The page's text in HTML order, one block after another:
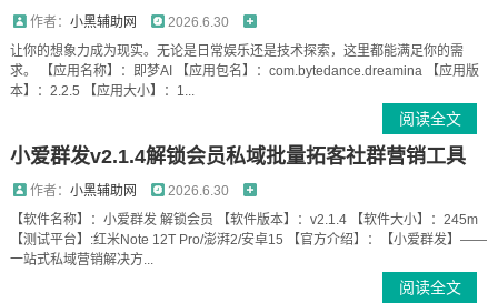
作者： 小黑辅助网
2026.6.30
让你的想象力成为现实。无论是日常娱乐还是技术探索，这里都能满足你的需
求。 【应用名称】：即梦AI 【应用包名】：com.bytedance.dreamina 【应用版
本】：2.2.5 【应用大小】：1...
阅读全文
小爱群发v2.1.4解锁会员私域批量拓客社群营销工具
作者： 小黑辅助网
2026.6.30
【软件名称】：小爱群发 解锁会员 【软件版本】：v2.1.4 【软件大小】：245m
【测试平台】:红米Note 12T Pro/澎湃2/安卓15 【官方介绍】：【小爱群发】——
一站式私域营销解决方...
阅读全文